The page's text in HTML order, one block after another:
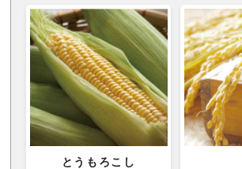
とうもろこし